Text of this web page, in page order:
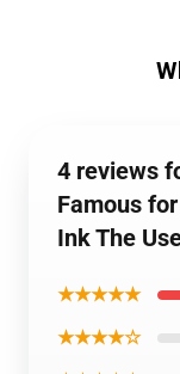
4 reviews
Famous
Ink The
★★★★★
★★★★☆